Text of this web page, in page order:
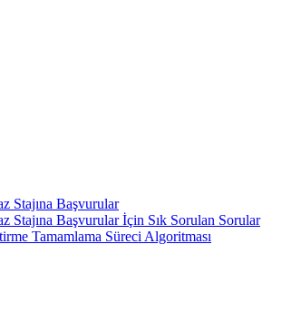
Stajına Başvurular
Stajına Başvurular İçin Sık Sorulan Sorular
Tamamlama Süreci Algoritması